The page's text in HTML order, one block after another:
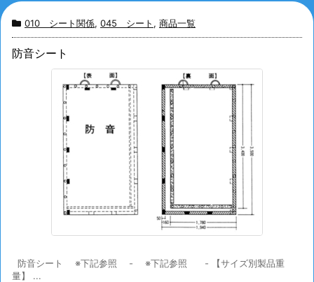
010 シート関係, 045 シート , 商品一覧
防音シート
防音シート ※下記参照 - ※下記参照 - 【サイズ別製品重
量】 ...